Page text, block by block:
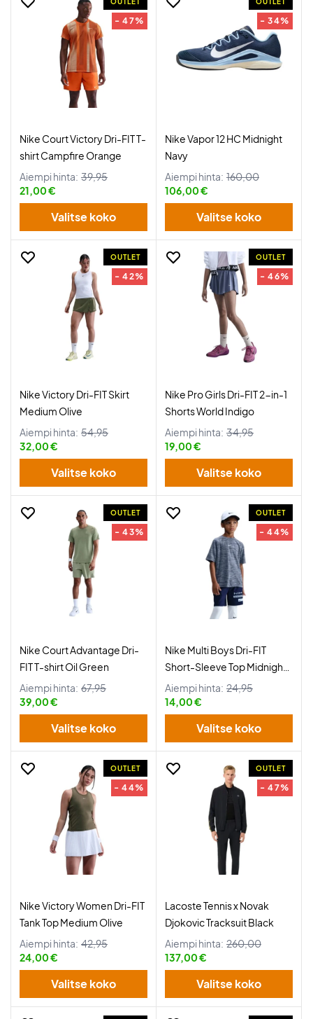
- 47%
Nike Court Victory Dri-FIT T-
shirt Campfire Orange
Aiempi hinta: 39,95
21,00 €
Valitse koko
- 34%
Nike Vapor 12 HC Midnight
Navy
Aiempi hinta: 160,00
106,00 €
Valitse koko
OUTLET
- 42%
Nike Victory Dri-FIT Skirt
Medium Olive
Aiempi hinta: 54,95
32,00 €
Valitse koko
OUTLET
- 46%
Nike Pro Girls Dri-FIT 2-in-1
Shorts World Indigo
Aiempi hinta: 34,95
19,00 €
Valitse koko
OUTLET
- 43%
Nike Court Advantage Dri-
FIT T-shirt Oil Green
Aiempi hinta: 67,95
39,00 €
Valitse koko
OUTLET
- 44%
Nike Multi Boys Dri-FIT
Short-Sleeve Top Midnight
Navy
Aiempi hinta: 24,95
14,00 €
Valitse koko
OUTLET
- 44%
Nike Victory Women Dri-FIT
Tank Top Medium Olive
Aiempi hinta: 42,95
24,00 €
Valitse koko
OUTLET
- 47%
Lacoste Tennis x Novak
Djokovic Tracksuit Black
Aiempi hinta: 260,00
137,00 €
Valitse koko